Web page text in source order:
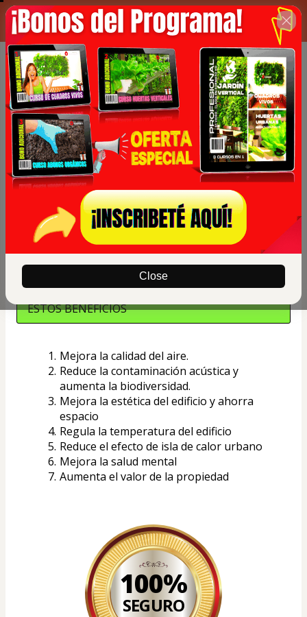
Close
00 : 29 : 39 APROVECHA LA OFERTA
ESTOS BENEFICIOS
Mejora la calidad del aire.
Reduce la contaminación acústica y
aumenta la biodiversidad.
Mejora la estética del edificio y ahorra
espacio
Regula la temperatura del edificio
Reduce el efecto de isla de calor urbano
Mejora la salud mental
Aumenta el valor de la propiedad
100%
SEGURO